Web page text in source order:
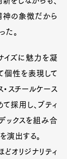
Cars
神の象徴だから
た。
イズに魅力を凝
個性を表現して
・スチールケース
採用し、ブティ
ックスを組み合
演出する。
オリジナリティ